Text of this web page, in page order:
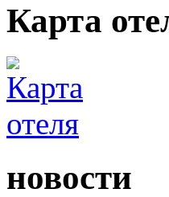
Карта
новости